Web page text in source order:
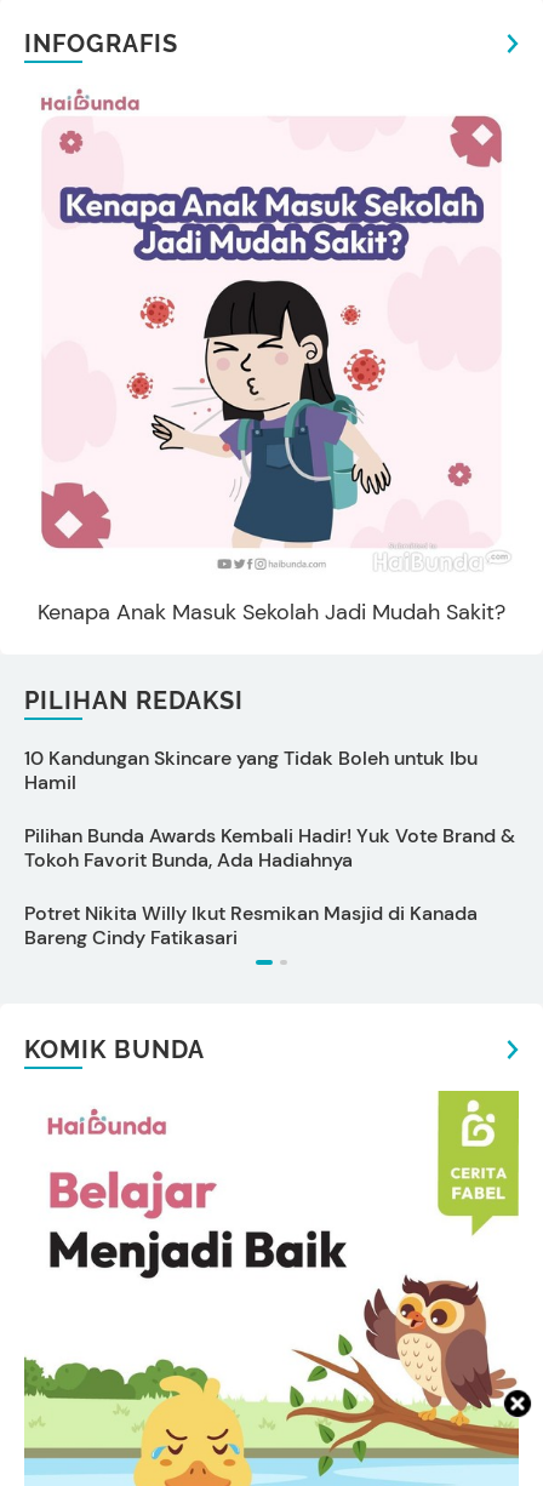
INFOGRAFIS
Kenapa Anak Masuk Sekolah Jadi Mudah Sakit?
PILIHAN REDAKSI
10 Kandungan Skincare yang Tidak Boleh untuk Ibu
Hamil
Pilihan Bunda Awards Kembali Hadir! Yuk Vote Brand &
Tokoh Favorit Bunda, Ada Hadiahnya
Potret Nikita Willy Ikut Resmikan Masjid di Kanada
Bareng Cindy Fatikasari
KOMIK BUNDA